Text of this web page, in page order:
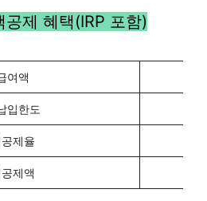
제 혜택(IRP 포함)
여액
입한도
제율
제액